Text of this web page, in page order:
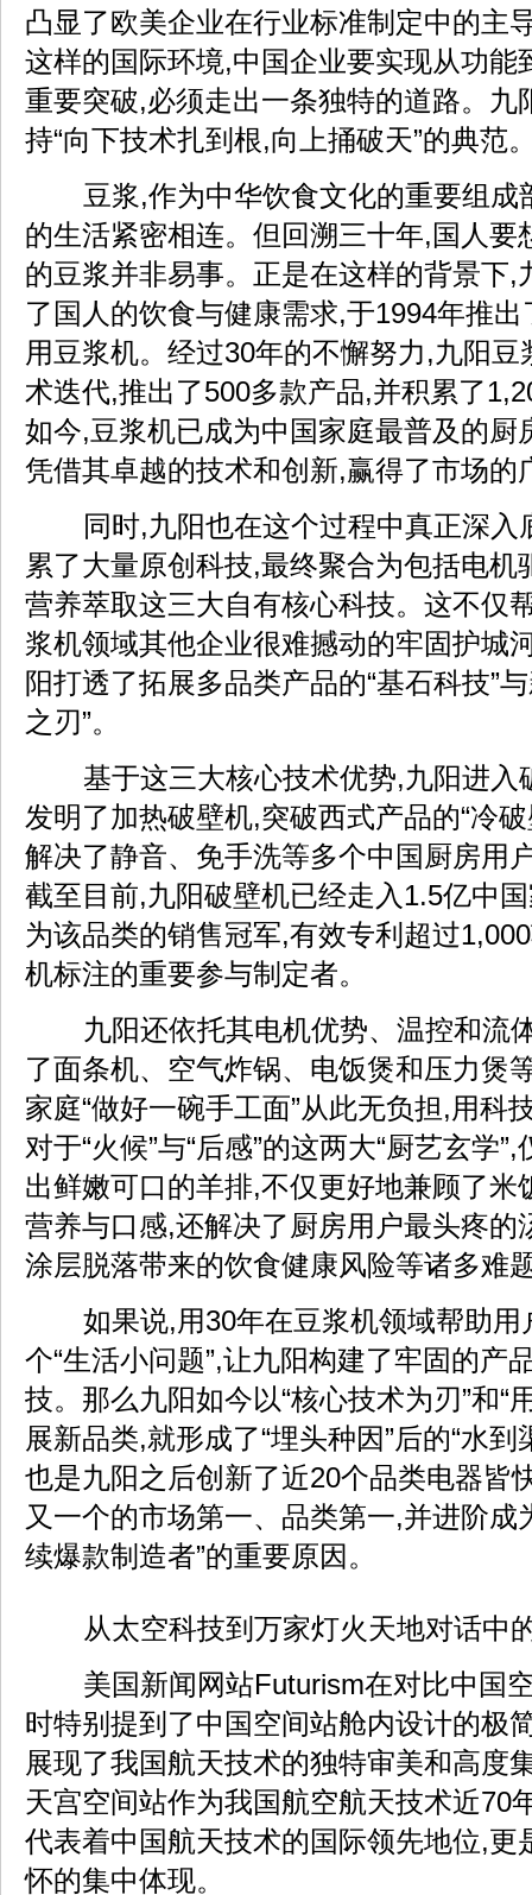
凸显了欧美企业在行业标准制定中的主
这样的国际环境,中国企业要实现从功能
重要突破,必须走出一条独特的道路。九
持“向下技术扎到根,向上捅破天”的典范
豆浆,作为中华饮食文化的重要组成
的生活紧密相连。但回溯三十年,国人要
的豆浆并非易事。正是在这样的背景下,
了国人的饮食与健康需求,于1994年推
用豆浆机。经过30年的不懈努力,九阳豆
术迭代,推出了500多款产品,并积累了
如今,豆浆机已成为中国家庭最普及的厨
凭借其卓越的技术和创新,赢得了市场的
同时,九阳也在这个过程中真正深入
累了大量原创科技,最终聚合为包括电机
营养萃取这三大自有核心科技。这不仅
浆机领域其他企业很难撼动的牢固护城
阳打透了拓展多品类产品的“基石科技”
之刃”。
基于这三大核心技术优势,九阳进入
发明了加热破壁机,突破西式产品的“冷
解决了静音、免手洗等多个中国厨房用
截至目前,九阳破壁机已经走入1.5亿中
为该品类的销售冠军,有效专利超过
机标注的重要参与制定者。
九阳还依托其电机优势、温控和流
了面条机、空气炸锅、电饭煲和压力煲
家庭“做好一碗手工面”从此无负担,用科
对于“火候”与“后感”的这两大“厨艺玄学
出鲜嫩可口的羊排,不仅更好地兼顾了米
营养与口感,还解决了厨房用户最头疼的
涂层脱落带来的饮食健康风险等诸多难
如果说,用30年在豆浆机领域帮助用
个“生活小问题”,让九阳构建了牢固的产
技。那么九阳如今以“核心技术为刃”和“
展新品类,就形成了“埋头种因”后的“水到
也是九阳之后创新了近20个品类电器皆
又一个的市场第一、品类第一,并进阶成
续爆款制造者”的重要原因。
从太空科技到万家灯火天地对话中
美国新闻网站Futurism在对比中国
时特别提到了中国空间站舱内设计的极
展现了我国航天技术的独特审美和高度
天宫空间站作为我国航空航天技术近70
代表着中国航天技术的国际领先地位,更
怀的集中体现。